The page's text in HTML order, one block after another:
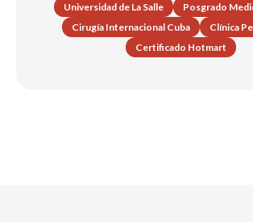
Universidad de La Salle
Posgrado
Cirugía Internacional Cuba
Clínica
Certificado Hotmart